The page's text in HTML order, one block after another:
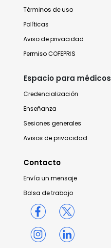
Términos de uso
Políticas
Aviso de privacidad
Permiso COFEPRIS
Espacio para médicos
Credencialización
Enseñanza
Sesiones generales
Avisos de privacidad
Contacto
Envía un mensaje
Bolsa de trabajo